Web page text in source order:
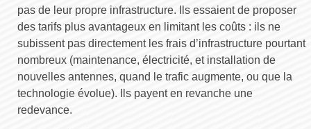
pas de leur propre infrastructure. Ils essaient de proposer
des tarifs plus avantageux en limitant les coûts : ils ne
subissent pas directement les frais d’infrastructure pourtant
nombreux (maintenance, électricité, et installation de
nouvelles antennes, quand le trafic augmente, ou que la
technologie évolue). Ils payent en revanche une
redevance.